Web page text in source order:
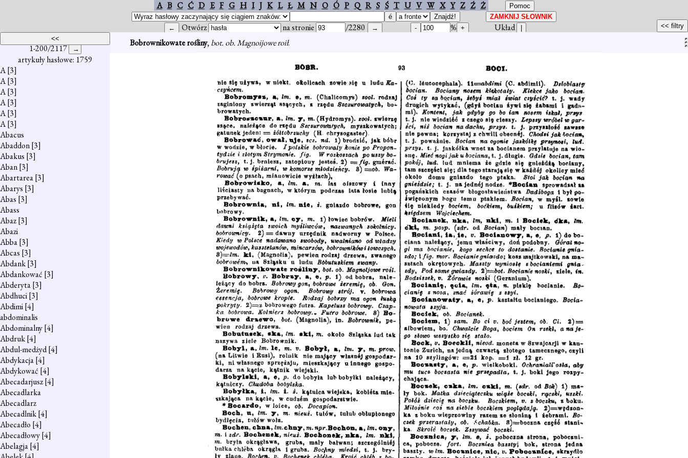
A B C Ć D E F G H I J K L Ł M N O Ó P Q R S Ś T U V W X Y Z Ź Ż
Otwórz na stronie /2280 %
Układ
1-200/2117
artykuły hasłowe: 1759
A[3]
A[3]
A[3]
A[3]
A[3]
A[3]
Abacus
Abaddon[3]
Abakus [3]
Aban[3]
Abartarea[3]
Abarys [3]
Abas [3]
Abass
Abaz[3]
Abazi
Abba[3]
Abcas [3]
Abdank[3]
Abdankować [3]
Abderyta[3]
Abdhuci[3]
Abdimi[4]
abdominalis
Abdominalny[4]
Abdruk[4]
Abdul-medżyd[4]
Abdykacja[4]
Abdykować [4]
Abecadarjusz[4]
Abecadlarka
Abecadlarz
Abecadlnik[4]
Abecadło [4]
Abecadłowy[4]
Abelagja[4]
Bobrownikowate rośliny, bot. ob. Magnoijowe roił.